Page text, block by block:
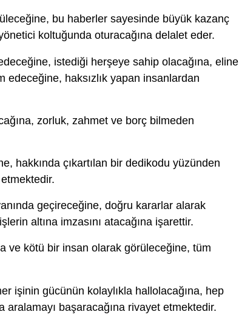
bu haberler sayesinde büyük kazanç
koltuğunda oturacağına delalet eder.
istediği herşeye sahip olacağına, eline
edeceğine, haksızlık yapan insanlardan
zorluk, zahmet ve borç bilmeden
hakkında çıkartılan bir dedikodu yüzünden
geçireceğine, doğru kararlar alarak
altına imzasını atacağına işarettir.
ve kötü bir insan olarak görüleceğine, tüm
işinin gücünün kolaylıkla hallolacağına, hep
aralamayı başaracağına rivayet etmektedir.